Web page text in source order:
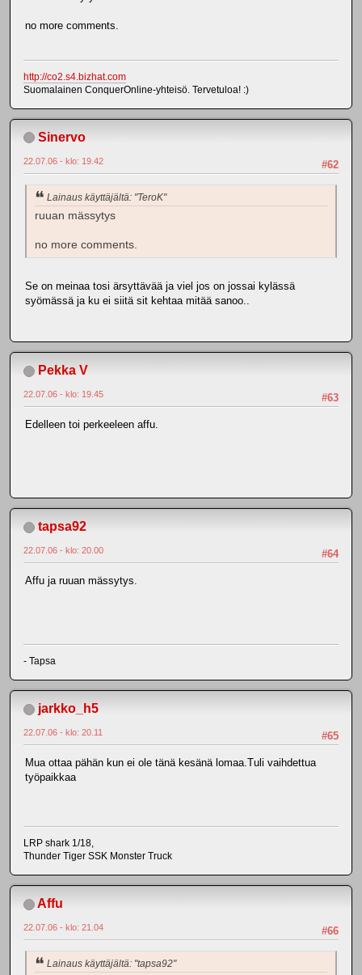
no more comments.
http://co2.s4.bizhat.com
Suomalainen ConquerOnline-yhteisö. Tervetuloa! :)
Sinervo
#62
22.07.06 - klo: 19.42
Lainaus käyttäjältä: "TeroK"
ruuan mässytys
no more comments.
Se on meinaa tosi ärsyttävää ja viel jos on jossai kylässä
syömässä ja ku ei siitä sit kehtaa mitää sanoo..
Pekka V
#63
22.07.06 - klo: 19.45
Edelleen toi perkeeleen affu.
tapsa92
#64
22.07.06 - klo: 20.00
Affu ja ruuan mässytys.
- Tapsa
jarkko_h5
#65
22.07.06 - klo: 20.11
Mua ottaa pähän kun ei ole tänä kesänä lomaa.Tuli vaihdettua
työpaikkaa
LRP shark 1/18,
Thunder Tiger SSK Monster Truck
Affu
#66
22.07.06 - klo: 21.04
Lainaus käyttäjältä: "tapsa92"